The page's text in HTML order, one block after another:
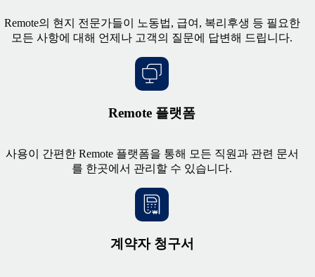
Remote의 현지 전문가들이 노동법, 급여, 복리후생 등 필요한
모든 사항에 대해 언제나 고객의 질문에 답변해 드립니다.
Remote 플랫폼
사용이 간편한 Remote 플랫폼을 통해 모든 직원과 관련 문서
를 한곳에서 관리할 수 있습니다.
계약자 청구서